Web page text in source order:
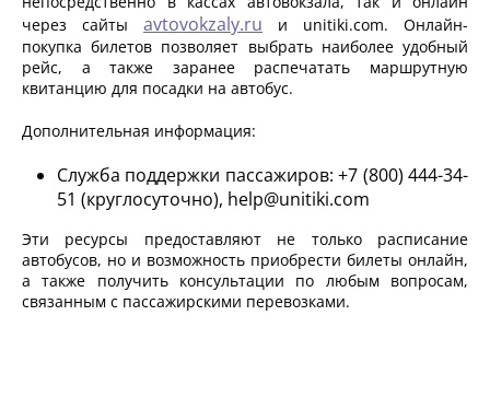
через сайты avtovokzaly.ru и unitiki.com. Онлайн-
покупка билетов позволяет выбрать наиболее удобный
рейс, а также заранее распечатать маршрутную
квитанцию для посадки на автобус.
Дополнительная информация:
Служба поддержки пассажиров: +7 (800) 444-34-
51 (круглосуточно), help@unitiki.com
Эти ресурсы предоставляют не только расписание
автобусов, но и возможность приобрести билеты онлайн,
а также получить консультации по любым вопросам,
связанным с пассажирскими перевозками.